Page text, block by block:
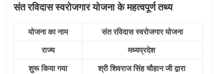
संत रविदास स्‍वरोजगार योजना के महत्‍वपूर्ण तथ्‍य
योजना का नाम
संत रविदास स्‍वरोजगार योजना
राज्य
मध्यप्रदेश
शुरू किया गया
श्री शिवराज सिंह चौहान जी द्वारा